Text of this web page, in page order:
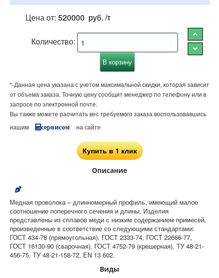
Цена от: 520000 руб. /т
Количество:
*-Данная цена указана с учетом максимальной скидки, которая зависит
от объема заказа. Точную цену сообщит менеджер по телефону или в
запросе по электронной почте.
Вы также можете расчитать вес требуемого заказа воспользовавшись
нашим
сервисом на сайте
Купить в 1 клик
Описание
Медная проволока – длинномерный профиль, имеющий малое
соотношение поперечного сечения и длины. Изделия
представлены из сплавов меди с низким содержанием примесей,
произведенные в соответствие со следующими стандартами:
ГОСТ 434-78 (прямоугольная), ГОСТ 2333-74, ГОСТ 22666-77,
ГОСТ 16130-90 (сварочная), ГОСТ 4752-79 (крешерная), ТУ 48-21-
456-75, ТУ 48-21-158-72, EN 13 602.
Виды